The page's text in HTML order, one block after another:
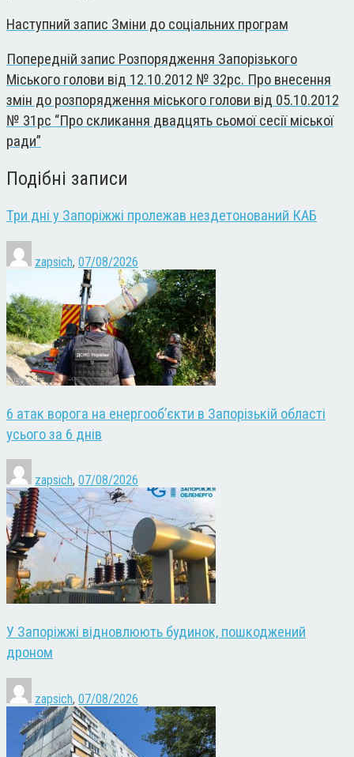
Наступний запис Зміни до соціальних програм
Попередній запис Розпорядження Запорізького
Міського голови від 12.10.2012 № 32рс. Про внесення
змін до розпорядження міського голови від 05.10.2012
№ 31рс “Про скликання двадцять сьомої сесії міської
ради”
Подібні записи
Три дні у Запоріжжі пролежав нездетонований КАБ
zapsich, 07/08/2026
6 атак ворога на енергооб’єкти в Запорізькій області
усього за 6 днів
zapsich, 07/08/2026
У Запоріжжі відновлюють будинок, пошкоджений
дроном
zapsich, 07/08/2026